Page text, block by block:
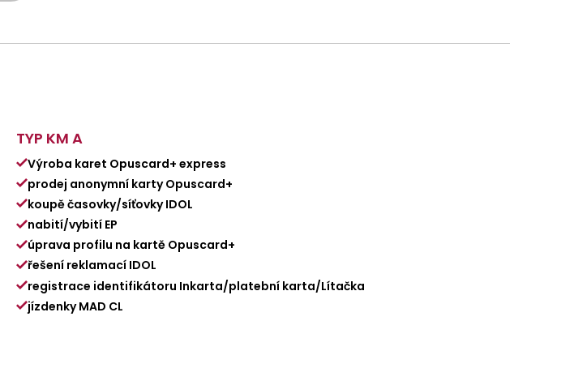
TYP KM A
Výroba karet Opuscard+ express
prodej anonymní karty Opuscard+
koupě časovky/síťovky IDOL
nabití/vybití EP
úprava profilu na kartě Opuscard+
řešení reklamací IDOL
registrace identifikátoru Inkarta/platební karta/Lítačka
jízdenky MAD CL